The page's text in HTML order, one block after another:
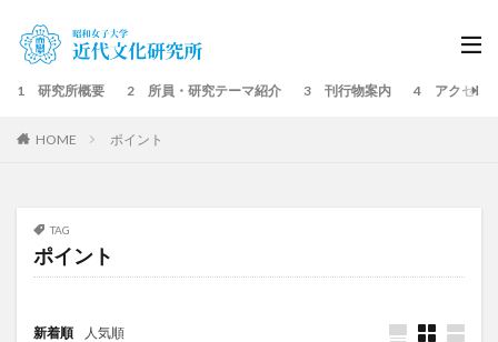
1 研究所概要 2 所員・研究テーマ紹介 3 刊行物案内 4 アクセス
HOME ポイント
TAG
ポイント
新着順 人気順